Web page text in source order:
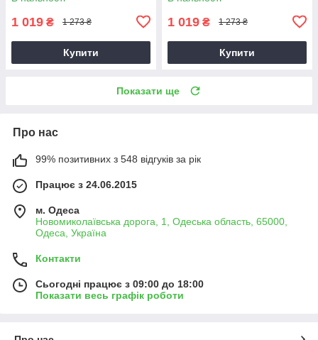
1 019 ₴ 1 273 ₴
Купити
1 019 ₴ 1 273 ₴
Купити
Показати ще
Про нас
99% позитивних з 548 відгуків за рік
Працює з 24.06.2015
м. Одеса
Новомиколаївська дорога, 1, Одеська область, 65000,
Одеса, Україна
Контакти
Сьогодні працює з 09:00 до 18:00
Показати весь графік роботи